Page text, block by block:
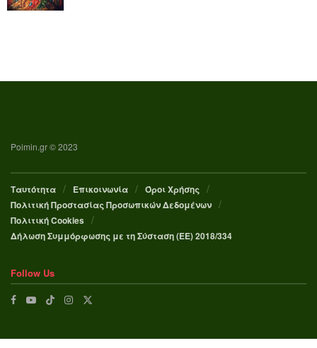
Poimin.gr © 2023
Ταυτότητα Επικοινωνία
Όροι Χρήσης
Πολιτική Προστασίας Προσωπικών Δεδομένων
Πολιτική Cookies
Δήλωση Συμμόρφωσης με τη Σύσταση (ΕΕ) 2018/334
Follow Us